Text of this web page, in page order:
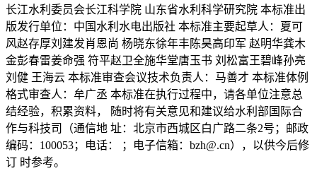
长江水利委员会长江科学院 山东省水利科学研究院 本标准出
版发行单位：中国水利水电出版社 本标准主要起草人：夏可
风赵存厚刘建发肖恩尚 杨晓东徐年丰陈昊高印军 赵明华龚木
金彭春雷姜命强 符平赵卫全施华堂唐玉书 刘松富王碧峰孙亮
刘健 王海云 本标准审查会议技术负责人：马善才 本标准体例
格式审查人：牟广丞 本标准在执行过程中，请各单位注意总
结经验，积累资料， 随时将有关意见和建议给水利部国际合
作与科技司（通信地 址：北京市西城区白广路二条2号；邮政
编码：100053；电话： ；电子信箱：bzh@.cn），以供今后修
订 时参考。